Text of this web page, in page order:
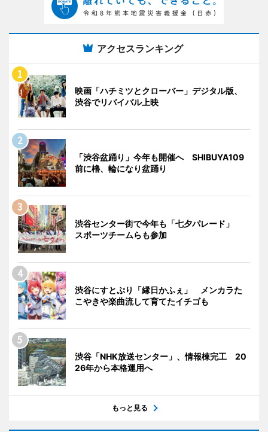
アクセスランキング
映画「ハチミツとクローバー」デジタル版、
渋谷でリバイバル上映
「渋谷盆踊り」今年も開催へ SHIBUYA109
前に櫓、輪になり盆踊り
渋谷センター街で今年も「七夕パレード」
スポーツチームらも参加
渋谷にすとぷり「縁日かふぇ」 メンカラた
こやきや楽曲流して育てたイチゴも
渋谷「NHK放送センター」、情報棟完工 20
26年から本格運用へ
もっと見る